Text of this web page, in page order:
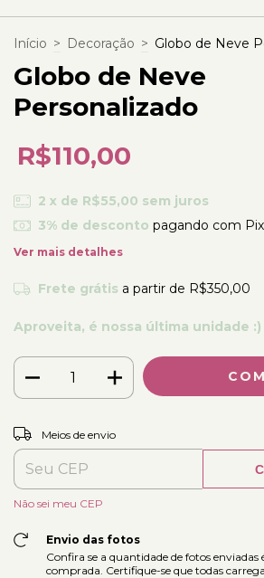
Início > Decoração > Globo de Neve
Globo de Neve
Personalizado
R$110,00
2 x de R$55,00 sem juros
3% de desconto pagando com Pix
Ver mais detalhes
Frete grátis a partir de R$350,00
Aproveita, é nossa última unidade :)
Entregas para o CEP:
Meios de envio
Não sei meu CEP
Envio das fotos
Confira se a quantidade de fotos enviadas
comprada. Certifique-se que todas